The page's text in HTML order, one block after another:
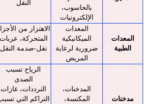
بالحاسوب،
الإلكترونيات
النقل
المعدات
الطبية
المعدات
الميكانيكية
ضرورية لرعاية
المريض
الاهتزاز من الأجزاء
المتحركة، عربات
نقل-صدمة النقل
مدخنات
المدخنات،
المكنسة،
الرياح تسبب
الصدى
الترددات، غازات
التراكم التي تسبب